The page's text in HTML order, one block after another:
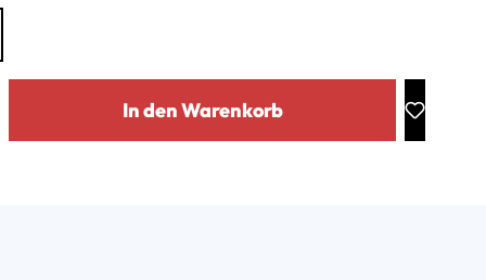
In den Warenkorb